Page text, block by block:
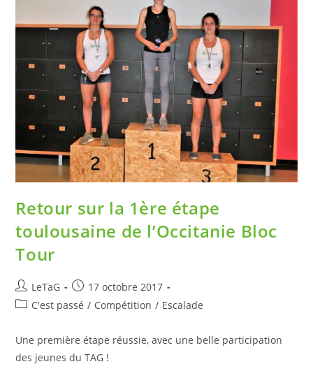
Retour sur la 1ère étape
toulousaine de l’Occitanie Bloc
Tour
LeTaG
17 octobre 2017
C'est passé / Compétition / Escalade
Une première étape réussie, avec une belle participation
des jeunes du TAG !